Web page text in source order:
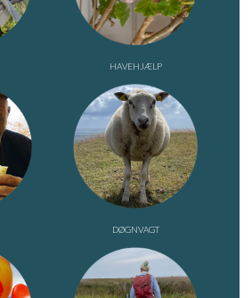
HAVEHJÆLP
DØGNVAGT